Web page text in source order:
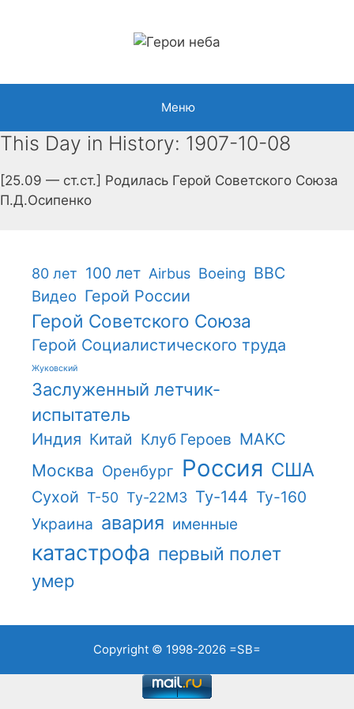
Меню
This Day in History: 1907-10-08
[25.09 — ст.ст.] Родилась Герой Советского Союза
П.Д.Осипенко
80 лет 100 лет Airbus Boeing ВВС
Видео Герой России
Герой Советского Союза
Герой Социалистического труда
Жуковский
Заслуженный летчик-
испытатель
Индия Китай Клуб Героев МАКС
Москва Оренбург Россия США
Сухой Т-50 Ту-22М3 Ту-144 Ту-160
Украина авария именные
катастрофа первый полет
умер
Copyright © 1998-2026 =SB=